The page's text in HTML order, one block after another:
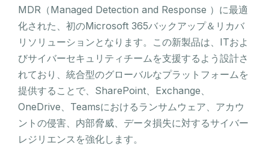
MDR（Managed Detection and Response ）に最適
化された、初のMicrosoft 365バックアップ＆リカバ
リソリューションとなります。この新製品は、ITおよ
びサイバーセキュリティチームを支援するよう設計さ
れており、統合型のグローバルなプラットフォームを
提供することで、SharePoint、Exchange、
OneDrive、Teamsにおけるランサムウェア、アカウ
ントの侵害、内部脅威、データ損失に対するサイバー
レジリエンスを強化します。